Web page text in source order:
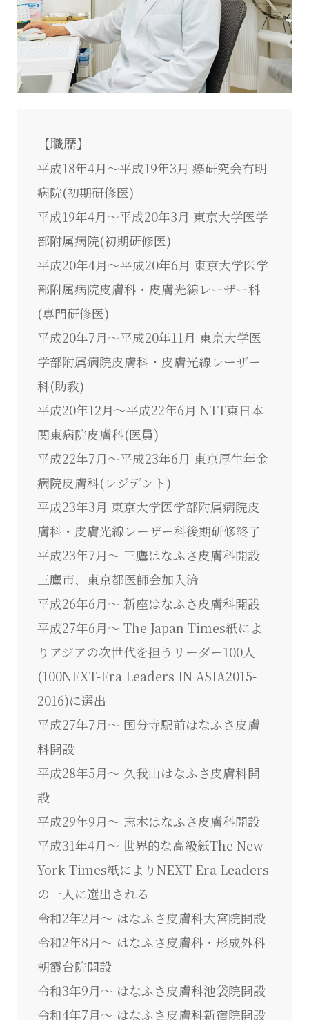
【職歴】
平成18年4月～平成19年3月 癌研究会有明
病院(初期研修医)
平成19年4月～平成20年3月 東京大学医学
部附属病院(初期研修医)
平成20年4月～平成20年6月 東京大学医学
部附属病院皮膚科・皮膚光線レーザー科
(専門研修医)
平成20年7月～平成20年11月 東京大学医
学部附属病院皮膚科・皮膚光線レーザー
科(助教)
平成20年12月～平成22年6月 NTT東日本
関東病院皮膚科(医員)
平成22年7月～平成23年6月 東京厚生年金
病院皮膚科(レジデント)
平成23年3月 東京大学医学部附属病院皮
膚科・皮膚光線レーザー科後期研修終了
平成23年7月～ 三鷹はなふさ皮膚科開設
三鷹市、東京都医師会加入済
平成26年6月～ 新座はなふさ皮膚科開設
平成27年6月～ The Japan Times紙によ
りアジアの次世代を担うリーダー100人
(100NEXT-Era Leaders IN ASIA2015-
2016)に選出
平成27年7月～ 国分寺駅前はなふさ皮膚
科開設
平成28年5月～ 久我山はなふさ皮膚科開
設
平成29年9月～ 志木はなふさ皮膚科開設
平成31年4月～ 世界的な高級紙The New
York Times紙によりNEXT-Era Leaders
の一人に選出される
令和2年2月～ はなふさ皮膚科大宮院開設
令和2年8月～ はなふさ皮膚科・形成外科
朝霞台院開設
令和3年9月～ はなふさ皮膚科池袋院開設
令和4年7月～ はなふさ皮膚科新宿院開設